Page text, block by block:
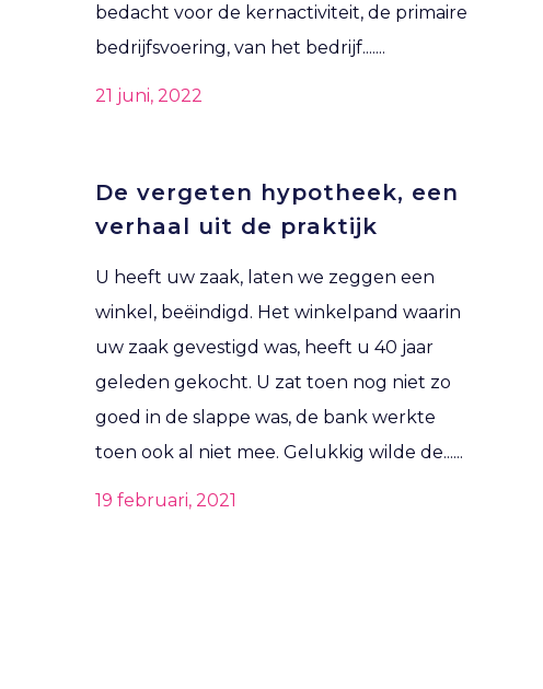
bedacht voor de kernactiviteit, de primaire
bedrijfsvoering, van het bedrijf.......
21 juni, 2022
De vergeten hypotheek, een
verhaal uit de praktijk
U heeft uw zaak, laten we zeggen een
winkel, beëindigd. Het winkelpand waarin
uw zaak gevestigd was, heeft u 40 jaar
geleden gekocht. U zat toen nog niet zo
goed in de slappe was, de bank werkte
toen ook al niet mee. Gelukkig wilde de......
19 februari, 2021